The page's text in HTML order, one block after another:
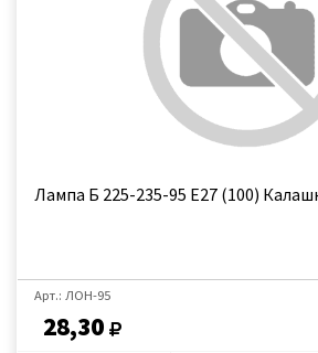
Лампа Б 225-235-95 Е27 (100)
Арт.: ЛОН-95
28,30